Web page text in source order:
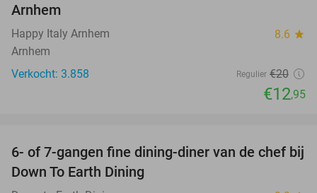
Arnhem
Happy Italy Arnhem 8.6 star
Arnhem
Verkocht: 3.858
Regulier €20
€12,95
36%
6- of 7-gangen fine dining-diner van de chef bij
Down To Earth Dining